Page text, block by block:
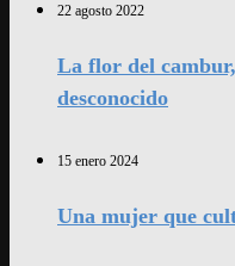
22 agosto 2022
La flor del
desconocido
15 enero 2024
Una mujer que